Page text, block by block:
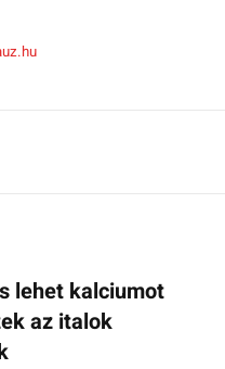
lehet kalciumot
az italok